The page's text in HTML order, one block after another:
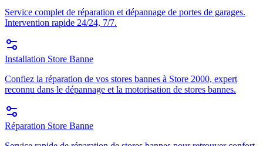
Service complet de réparation et dépannage de portes de garages.
Intervention rapide 24/24, 7/7.
Installation Store Banne
Confiez la réparation de vos stores bannes à Store 2000, expert
reconnu dans le dépannage et la motorisation de stores bannes.
Réparation Store Banne